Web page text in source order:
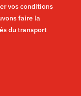
vos conditions
faire la
du transport